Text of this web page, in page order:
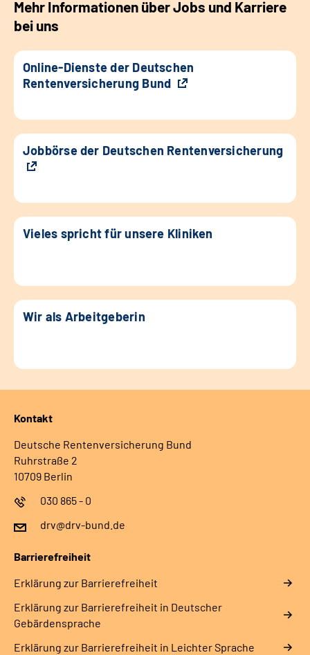
Mehr Informationen über Jobs und Karriere
bei uns
Online-Dienste der Deutschen
Rentenversicherung Bund
Jobbörse der Deutschen Rentenversicherung
Vieles spricht für unsere Kliniken
Wir als Arbeitgeberin
Kontakt
Deutsche Rentenversicherung Bund
Ruhrstraße 2
10709 Berlin
030 865 - 0
drv@drv-bund.de
Barrierefreiheit
Erklärung zur Barrierefreiheit
Erklärung zur Barrierefreiheit in Deutscher
Gebärdensprache
Erklärung zur Barrierefreiheit in Leichter Sprache